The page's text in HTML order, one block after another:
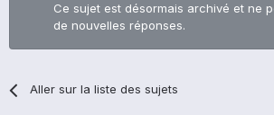
Ce sujet est désormais archivé et ne
de nouvelles réponses.
Aller sur la liste des sujets